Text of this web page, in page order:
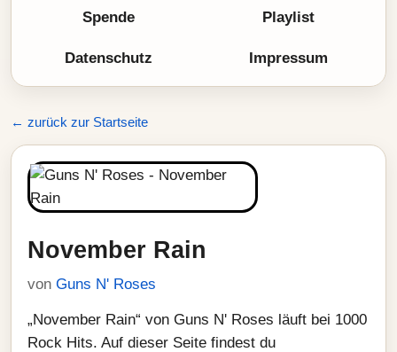
Spende Playlist
Datenschutz Impressum
← zurück zur Startseite
November Rain
von Guns N' Roses
„November Rain“ von Guns N' Roses läuft bei 1000
Rock Hits. Auf dieser Seite findest du